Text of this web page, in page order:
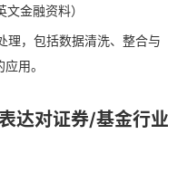
金融资料）
理，包括数据清洗、整合与
用。
达对证券/基金行业